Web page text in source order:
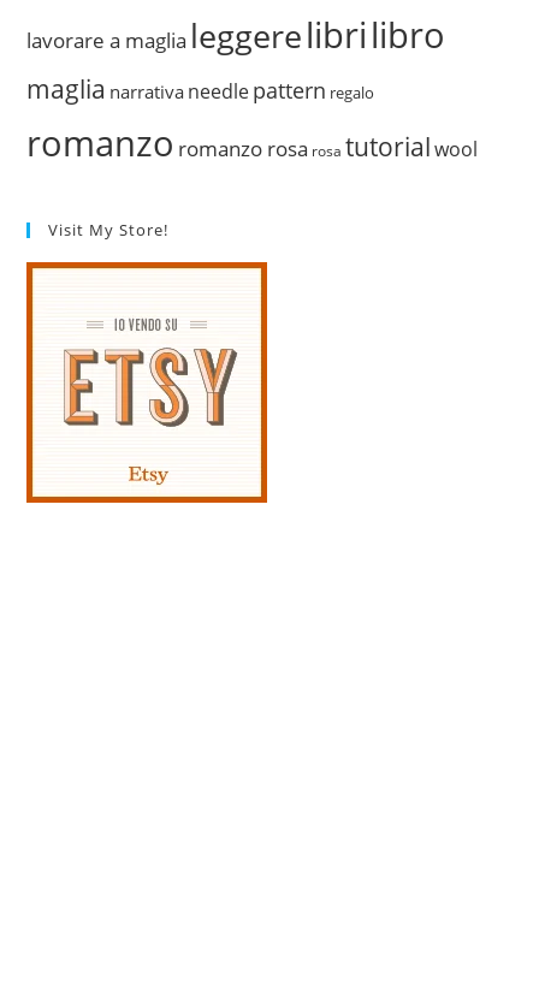
lavorare a maglia leggerelibrilibro
maglia narrativa needlepattern regalo
romanzo romanzo rosa rosa tutorial wool
Visit My Store!